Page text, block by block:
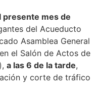
presente mes de
del Acueducto
Asamblea General
el Salón de Actos de
a las 6 de la tarde,
y corte de tráfico